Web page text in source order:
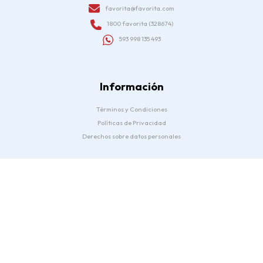
favorita@favorita.com
1800 favorita (328674)
593 998 135 493
Información
Términos y Condiciones
Políticas de Privacidad
Derechos sobre datos personales